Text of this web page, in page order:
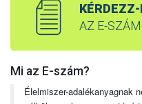
AZ E-
Mi az E-szám?
Élelmiszer-adalékanyagnak